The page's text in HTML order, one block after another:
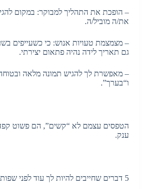
– הופכת את התהליך למבוקר: במקום
את/ה מוביל/ה.
גם תאריך לידה נהיה פתאום יצירתי.
– מאפשרת לך להגיש תמונה מלאה
ו“בערך”.
הטפסים עצמם לא “קשים”, הם פשוט
ענק.
5 דברים שחייבים להיות לך עוד לפני שפותחים טופס ראשון